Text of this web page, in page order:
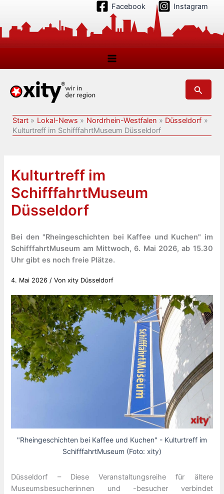
springen
Facebook Instagram
Suchen
Start Lokal-News Nordrhein-Westfalen
Düsseldorf
Kulturtreff im SchifffahrtMuseum Düsseldorf
Kulturtreff im
SchifffahrtMuseum
Düsseldorf
Bei den "Rheingeschichten bei Kaffee und Kuchen" im
SchifffahrtMuseum am Mittwoch, 6. Mai 2026, ab 15.30
Uhr gibt es noch freie Plätze.
4. Mai 2026 / Vonxity Düsseldorf
"Rheingeschichten bei Kaffee und Kuchen" - Kulturtreff im
SchifffahrtMuseum (Foto: xity)
Düsseldorf – Diese Veranstaltungsreihe für ältere
Museumsbesucherinnen und -besucher verbindet